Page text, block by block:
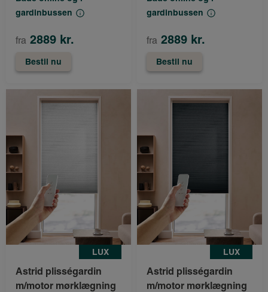
gardinbussen
fra 2889 kr.
Bestil nu
gardinbussen
fra 2889 kr.
Bestil nu
LUX
Astrid plisségardin
m/motor mørklægning
LUX
Astrid plisségardin
m/motor mørklægning